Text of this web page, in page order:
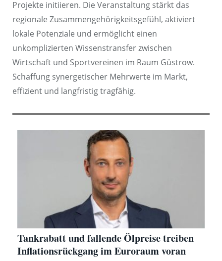
Projekte initiieren. Die Veranstaltung stärkt das
regionale Zusammengehörigkeitsgefühl, aktiviert
lokale Potenziale und ermöglicht einen
unkomplizierten Wissenstransfer zwischen
Wirtschaft und Sportvereinen im Raum Güstrow.
Schaffung synergetischer Mehrwerte im Markt,
effizient und langfristig tragfähig.
Tankrabatt und fallende Ölpreise treiben
Inflationsrückgang im Euroraum voran